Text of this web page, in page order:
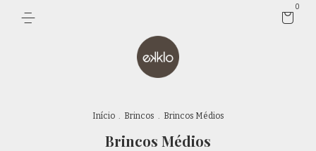
0
Início . Brincos . Brincos Médios
Brincos Médios